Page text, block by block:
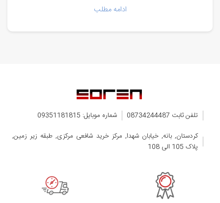
مدل‌ها:
ادامه مطلب
تلفن ثابت 08734244487
شماره موبایل: 09351181815
کردستان, بانه, خیابان شهدا, مرکز خرید شافعی مرکزی, طبقه زیر زمین,
پلاک 105 الی 108